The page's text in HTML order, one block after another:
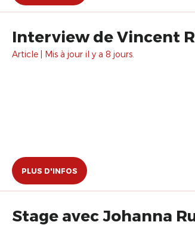
Interview de Vincent
Article | Mis à jour il y a 8 jours.
PLUS D'INFOS
Stage avec Johanna